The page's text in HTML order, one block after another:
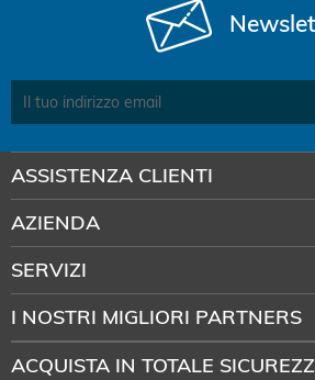
ASSISTENZA CLIENTI
AZIENDA
SERVIZI
I NOSTRI MIGLIORI PARTNERS
ACQUISTA IN TOTALE